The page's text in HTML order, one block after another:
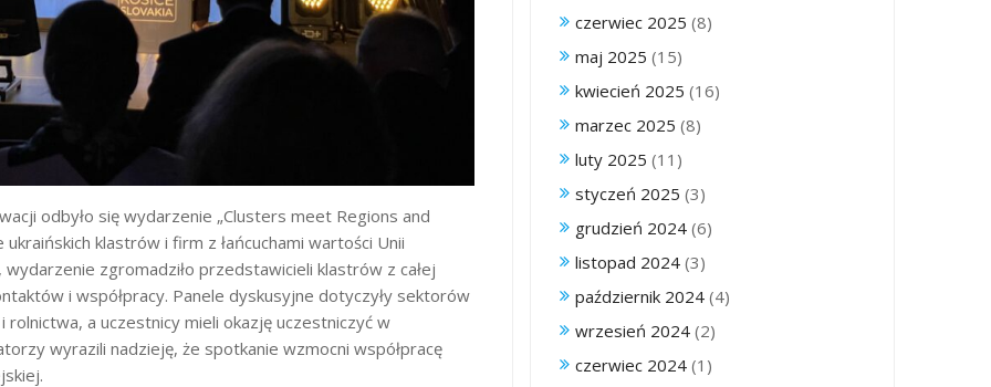
odbyło się wydarzenie „Clusters meet Regions and
klastrów i firm z łańcuchami wartości Unii
zgromadziło przedstawicieli klastrów z całej
i współpracy. Panele dyskusyjne dotyczyły sektorów
a uczestnicy mieli okazję uczestniczyć w
wyrazili nadzieję, że spotkanie wzmocni współpracę
czerwiec 2025 (8)
maj 2025 (15)
kwiecień 2025 (16)
marzec 2025 (8)
luty 2025 (11)
styczeń 2025 (3)
grudzień 2024 (6)
listopad 2024 (3)
październik 2024 (4)
wrzesień 2024 (2)
czerwiec 2024 (1)